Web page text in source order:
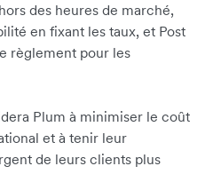
des heures de marché,
en fixant les taux, et Post
règlement pour les
Plum à minimiser le coût
et à tenir leur
de leurs clients plus